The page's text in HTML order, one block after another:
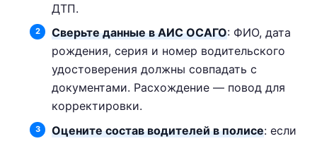
ДТП.
Сверьте данные в АИС ОСАГО: ФИО, дата
рождения, серия и номер водительского
удостоверения должны совпадать с
документами. Расхождение — повод для
корректировки.
Оцените состав водителей в полисе: если